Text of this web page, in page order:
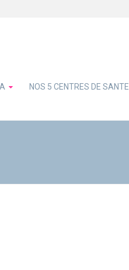
NOS 5 CENTRES DE SANTE